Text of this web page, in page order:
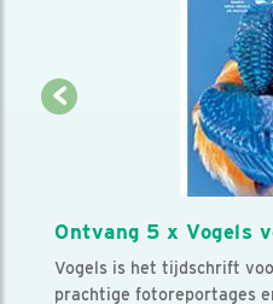
Ontvang 5 x Vogels
Vogels is het tijdschrift
prachtige fotoreportages